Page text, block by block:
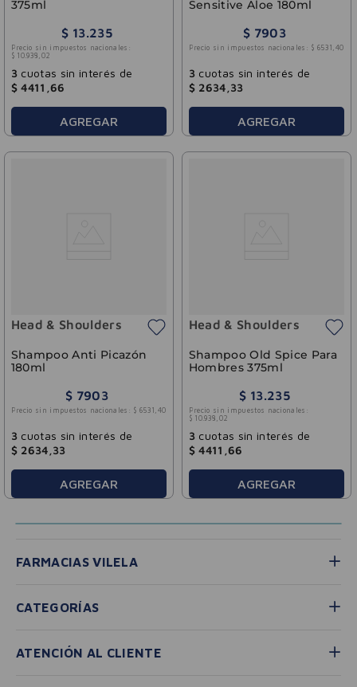
375ml
$ 13.235
Precio sin impuestos nacionales:
$ 10.938 , 02
3 cuotas sin interés de
$ 4411 ,66
AGREGAR
Sensitive Aloe 180ml
$ 7903
Precio sin impuestos nacionales: $ 6531 , 40
3 cuotas sin interés de
$ 2634 33
AGREGAR
Head & Shoulders
Shampoo Anti Picazón
180ml
$ 7903
Precio sin impuestos nacionales: $ 6531 40
3 cuotas sin interés de
$ 2634 33
AGREGAR
Head & Shoulders
Shampoo Old Spice Para
Hombres 375ml
$ 13.235
Precio sin impuestos nacionales:
$ 10 .938 02
3 cuotas sin interés de
$ 4411 ,66
AGREGAR
FARMACIAS VILELA
CATEGORÍAS
ATENCIÓN AL CLIENTE